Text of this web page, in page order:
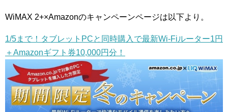
WiMAX 2+×Amazonのキャンペーンページは以下より。
1/5まで！タブレットPCと同時購入で最新Wi-Fiルーター1円
＋Amazonギフト券10,000円分！